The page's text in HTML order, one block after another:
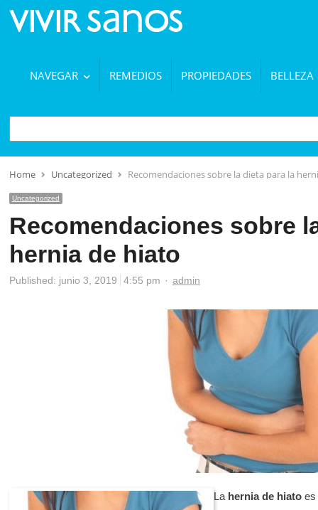
NAVEGAR REMEDIOS PROPIEDADES BELLEZA
BUSCAR
Home Uncategorized Recomendaciones sobre la dieta para la
Uncategorized
Recomendaciones sobre
hernia de hiato
Published: junio 3, 2019 4:55 pm Author
admin
La hernia de hiatoes